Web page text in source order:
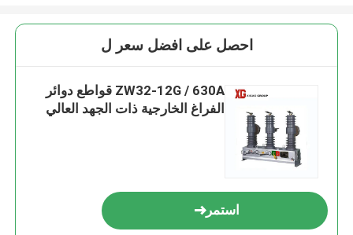
احصل على افضل سعر ل
ZW32-12G / 630A قواطع دوائر
الفراغ الخارجية ذات الجهد العالي
استمر